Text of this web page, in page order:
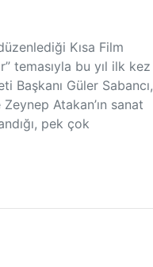
Kısa Film
temasıyla bu yıl ilk kez
Başkanı Güler Sabancı,
Atakan’ın sanat
pek çok